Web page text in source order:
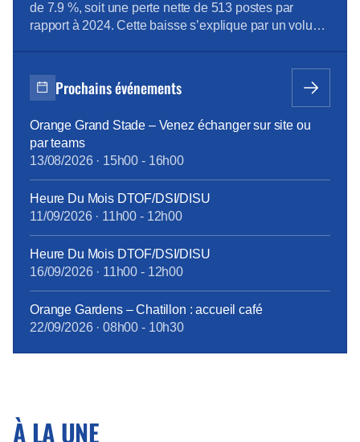
de 7.9 %, soit une perte nette de 513 postes par
rapport à 2024. Cette baisse s’explique par un volume
On observe par ailleurs un net ralentissement […]
Prochains événements
Orange Grand Stade – Venez échanger sur site ou
par teams
13/08/2026· 15h00 - 16h00
Heure Du Mois DTOF/DSI/DISU
11/09/2026· 11h00 - 12h00
Heure Du Mois DTOF/DSI/DISU
16/09/2026· 11h00 - 12h00
Orange Gardens – Chatillon : accueil café
22/09/2026· 08h00 - 10h30
À LA UNE